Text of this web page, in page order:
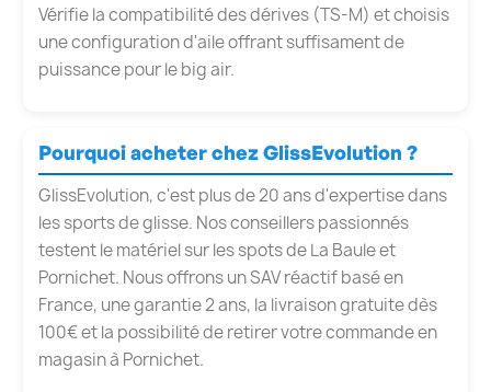
Vérifie la compatibilité des dérives (TS-M) et choisis
une configuration d'aile offrant suffisament de
puissance pour le big air.
Pourquoi acheter chez GlissEvolution ?
GlissEvolution, c'est plus de 20 ans d'expertise dans
les sports de glisse. Nos conseillers passionnés
testent le matériel sur les spots de La Baule et
Pornichet. Nous offrons un SAV réactif basé en
France, une garantie 2 ans, la livraison gratuite dès
100€ et la possibilité de retirer votre commande en
magasin à Pornichet.